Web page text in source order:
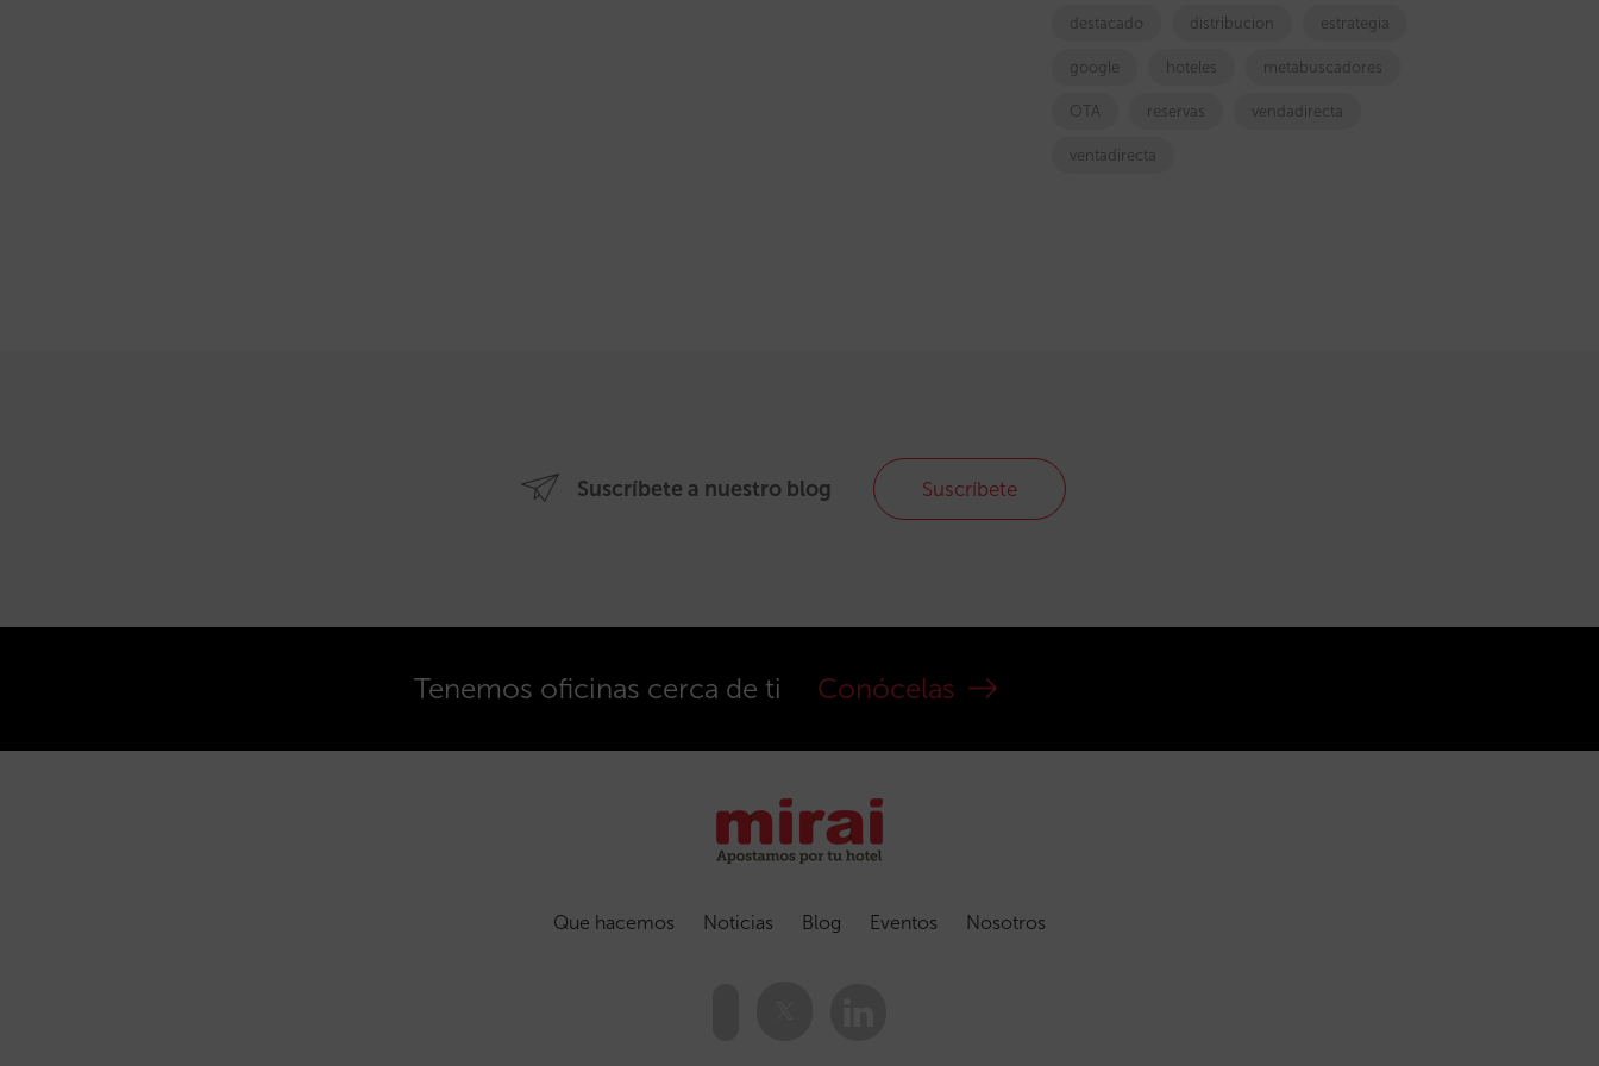
destacado distribucion estrategia
google hoteles metabuscadores
OTA reservas vendadirecta
ventadirecta
Suscríbete a nuestro blog Suscríbete
Tenemos oficinas cerca de ti Conócelas
Que hacemos Noticias Blog Eventos Nosotros